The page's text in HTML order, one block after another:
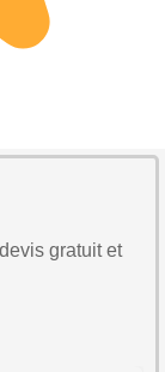
gratuit et